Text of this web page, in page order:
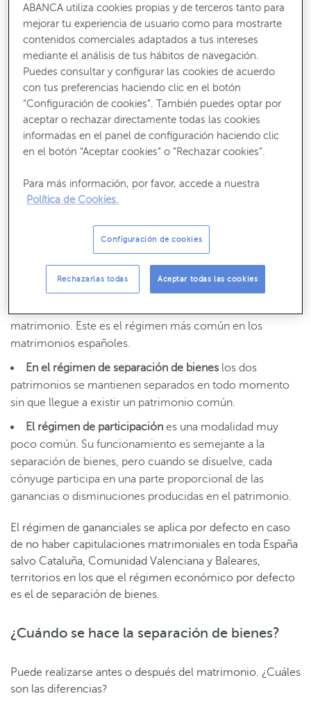
La separación de bienes es, fundamentalmente, un
régimen económico matrimonial. Su finalidad es la de
regir la economía común de una pareja que tiene previsto
casarse en un lapso breve de tiempo o que ya lo ha
hecho.
¿Qué es el régimen de gananciales,
separación de bienes y participación?
Código Civilestablece tres regímenes para regular
económicamente un matrimonio:
El régimen de ganancialesse produce cuando cada
cónyuge mantiene su propio patrimonio,
correspondiente a lo que cada uno posee antes del
matrimonio, y un patrimonio en gananciales, compuesto
matrimonio. Este es el régimen más común en los
matrimonios españoles.
En el régimen de separación de bienes los dos
patrimonios se mantienen separados en todo momento
sin que llegue a existir un patrimonio común.
El régimen de participación es una modalidad muy
poco común. Su funcionamiento es semejante a la
separación de bienes, pero cuando se disuelve, cada
cónyuge participa en una parte proporcional de las
ganancias o disminuciones producidas en el patrimonio.
El régimen de gananciales se aplica por defecto en caso
de no haber capitulaciones matrimoniales en toda España
salvo Cataluña, Comunidad Valenciana y Baleares,
territorios en los que el régimen económico por defecto
es el de separación de bienes.
¿Cuándo se hace la separación de bienes?
Puede realizarse antes o después del matrimonio. ¿Cuáles
son las diferencias?
ABANCA utiliza cookies propias y de terceros tanto para
mejorar tu experiencia de usuario como para mostrarte
contenidos comerciales adaptados a tus intereses
mediante el análisis de tus hábitos de navegación.
Puedes consultar y configurar las cookies de acuerdo
con tus preferencias haciendo clic en el botón
“Configuración de cookies”. También puedes optar por
aceptar o rechazar directamente todas las cookies
informadas en el panel de configuración haciendo clic
en el botón “Aceptar cookies” o “Rechazar cookies”.
Para más información, por favor, accede a nuestra
Política de Cookies.
Configuración de cookies
Rechazarlas todas Aceptar todas las cookies